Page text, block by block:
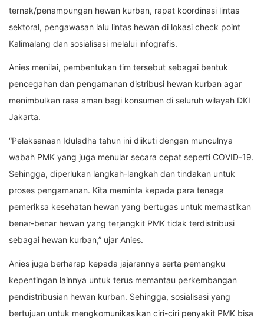
ternak/penampungan hewan kurban, rapat koordinasi lintas
sektoral, pengawasan lalu lintas hewan di lokasi check point
Kalimalang dan sosialisasi melalui infografis.
Anies menilai, pembentukan tim tersebut sebagai bentuk
pencegahan dan pengamanan distribusi hewan kurban agar
menimbulkan rasa aman bagi konsumen di seluruh wilayah DKI
Jakarta.
“Pelaksanaan Iduladha tahun ini diikuti dengan munculnya
wabah PMK yang juga menular secara cepat seperti COVID-19.
Sehingga, diperlukan langkah-langkah dan tindakan untuk
proses pengamanan. Kita meminta kepada para tenaga
pemeriksa kesehatan hewan yang bertugas untuk memastikan
benar-benar hewan yang terjangkit PMK tidak terdistribusi
sebagai hewan kurban,” ujar Anies.
Anies juga berharap kepada jajarannya serta pemangku
kepentingan lainnya untuk terus memantau perkembangan
pendistribusian hewan kurban. Sehingga, sosialisasi yang
bertujuan untuk mengkomunikasikan ciri-ciri penyakit PMK bisa